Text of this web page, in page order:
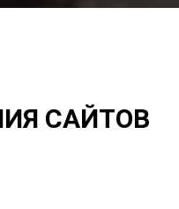
САЙТОВ